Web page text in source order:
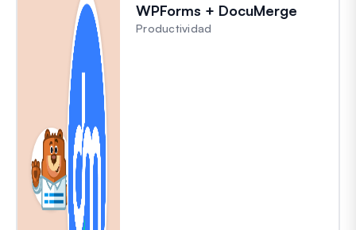
WPForms + DocuMerge
Productividad